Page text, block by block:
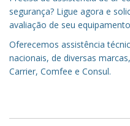
segurança? Ligue agora e
avaliação de seu
Oferecemos assistência
nacionais, de diversas
Carrier, Comfee e Consul.